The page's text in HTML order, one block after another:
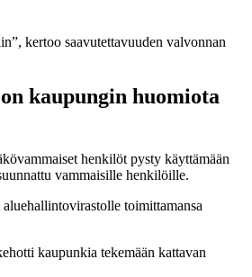
kertoo saavutettavuuden valvonnan
kaupungin huomiota
henkilöt pysty käyttämään
vammaisille henkilöille.
toimittamansa
kaupunkia tekemään kattavan